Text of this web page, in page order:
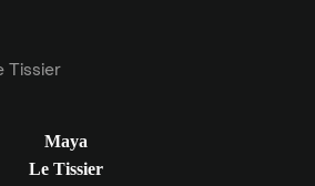
Tissier
Maya
Le Tissier